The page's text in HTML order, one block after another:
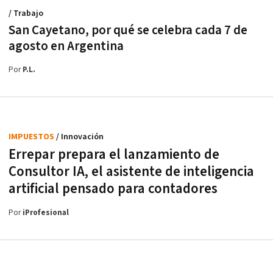
San Cayetano, por qué se celebra cada 7 de
agosto en Argentina
/ Trabajo
PorP.L.
Errepar prepara el lanzamiento de
Consultor IA, el asistente de inteligencia
artificial pensado para contadores
IMPUESTOS / Innovación
PoriProfesional